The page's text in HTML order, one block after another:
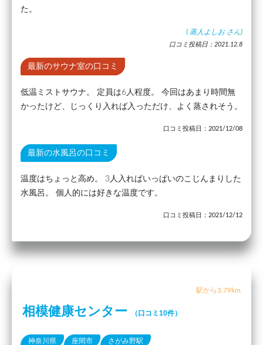
た。
( 蒸人よしお さん)
口コミ投稿日：2021.12.8
最新のサウナ室の口コミ
低温ミストサウナ。 定員は6人程度。 今回はあまり時間無
かったけど、じっくり入れば入っただけ、よく蒸されそう。
口コミ投稿日：2021/12/08
最新の水風呂の口コミ
温度はちょっと高め。 3人入ればいっぱいのこじんまりした
水風呂。 個人的には好きな温度です。
口コミ投稿日：2021/12/12
駅から3.79km
相模健康センター （口コミ10件）
神奈川県 座間市 さがみ野駅